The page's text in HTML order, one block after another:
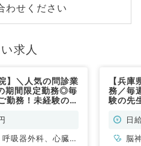
わせください
求人
】＼人気の問診業
期間限定勤務◎毎
勤務！未経験の先
常勤）
吸器外科、心臓血
【兵
務／毎
験の先
日
脳